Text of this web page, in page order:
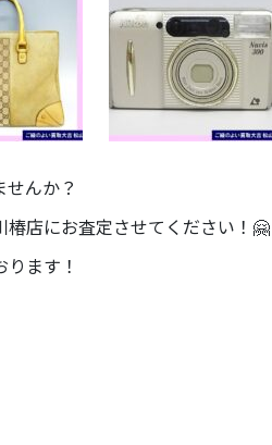
せんか？
椿店にお査定させてください！🤗
ます！